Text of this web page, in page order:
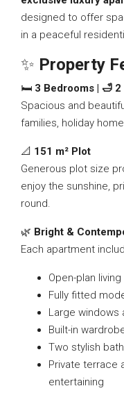
designed to offer
in a peaceful
✨ Property
🛏️ 3 Bedrooms | 🛁
Spacious and
families, holiday
📐 151 m² Plot
Generous plot size
enjoy the sunshine,
round.
🌿 Bright &
Each apartment
Open-plan
Fully fitted
Large windows
Built-in
Two stylish
Private terrace
entertaining